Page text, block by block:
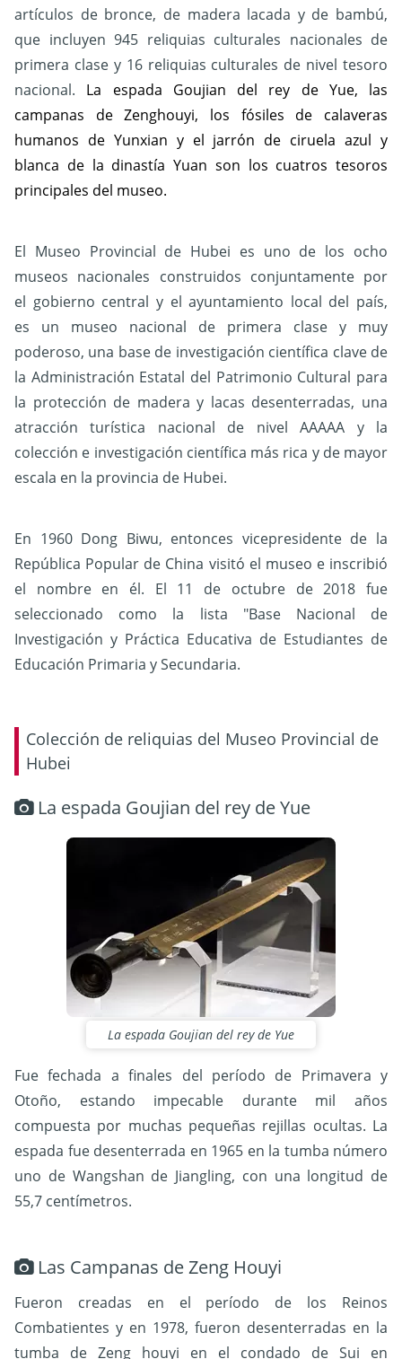
artículos de bronce, de madera lacada y de bambú,
que incluyen 945 reliquias culturales nacionales de
primera clase y 16 reliquias culturales de nivel tesoro
nacional. La espada Goujian del rey de Yue, las
campanas de Zenghouyi, los fósiles de calaveras
humanos de Yunxian y el jarrón de ciruela azul y
blanca de la dinastía Yuan son los cuatros tesoros
principales del museo.
El Museo Provincial de Hubei es uno de los ocho
museos nacionales construidos conjuntamente por
el gobierno central y el ayuntamiento local del país,
es un museo nacional de primera clase y muy
poderoso, una base de investigación científica clave de
la Administración Estatal del Patrimonio Cultural para
la protección de madera y lacas desenterradas, una
atracción turística nacional de nivel AAAAA y la
colección e investigación científica más rica y de mayor
escala en la provincia de Hubei.
En 1960 Dong Biwu, entonces vicepresidente de la
República Popular de China visitó el museo e inscribió
el nombre en él. El 11 de octubre de 2018 fue
seleccionado como la lista "Base Nacional de
Investigación y Práctica Educativa de Estudiantes de
Educación Primaria y Secundaria.
Colección de reliquias del Museo Provincial de
Hubei
La espada Goujian del rey de Yue
La espada Goujian del rey de Yue
Fue fechada a finales del período de Primavera y
Otoño, estando impecable durante mil años
compuesta por muchas pequeñas rejillas ocultas. La
espada fue desenterrada en 1965 en la tumba número
uno de Wangshan de Jiangling, con una longitud de
55,7 centímetros.
Las Campanas de Zeng Houyi
Fueron creadas en el período de los Reinos
Combatientes y en 1978, fueron desenterradas en la
tumba de Zeng houyi en el condado de Sui en